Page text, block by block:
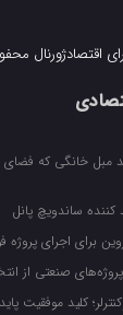
اقتصادژورنال
مبل خانگی که فضای
ساندویچ پانل
برای اجرای پروژه
پروژه‌های صنعتی از
کلید موفقیت